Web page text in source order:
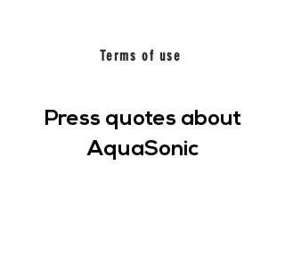
Terms of use
Press quotes about
AquaSonic